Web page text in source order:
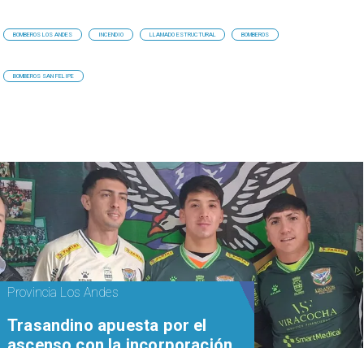
BOMBEROS LOS ANDES INCENDIO LLAMADO ESTRUCTURAL BOMBEROS
BOMBEROS SAN FELIPE
Provincia Los Andes
Trasandino apuesta por el